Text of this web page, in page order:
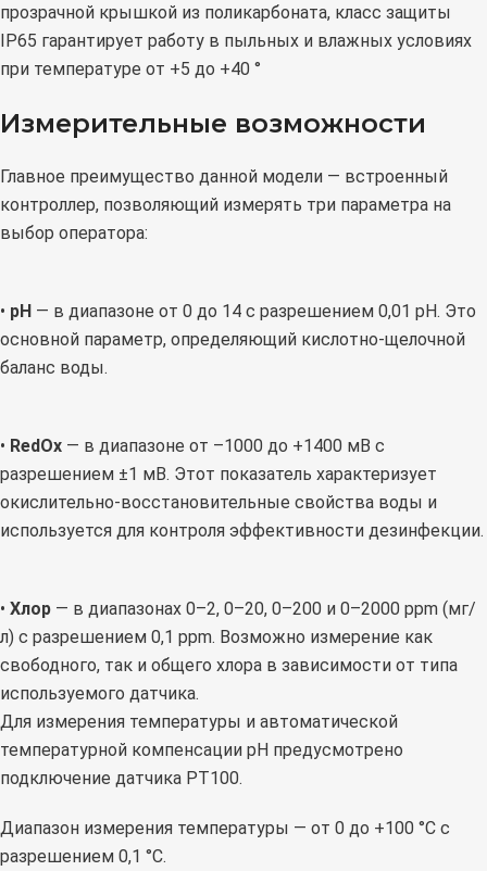
прозрачной крышкой из поликарбоната, класс защиты
IP65 гарантирует работу в пыльных и влажных условиях
при температуре от +5 до +40 °
Измерительные возможности
Главное преимущество данной модели — встроенный
контроллер, позволяющий измерять три параметра на
выбор оператора:
• pH — в диапазоне от 0 до 14 с разрешением 0,01 pH. Это
основной параметр, определяющий кислотно-щелочной
баланс воды.
• RedOx — в диапазоне от –1000 до +1400 мВ с
разрешением ±1 мВ. Этот показатель характеризует
окислительно-восстановительные свойства воды и
используется для контроля эффективности дезинфекции.
• Хлор — в диапазонах 0–2, 0–20, 0–200 и 0–2000 ppm (мг/
л) с разрешением 0,1 ppm. Возможно измерение как
свободного, так и общего хлора в зависимости от типа
используемого датчика.
Для измерения температуры и автоматической
температурной компенсации pH предусмотрено
подключение датчика PT100.
Диапазон измерения температуры — от 0 до +100 °C с
разрешением 0,1 °C.